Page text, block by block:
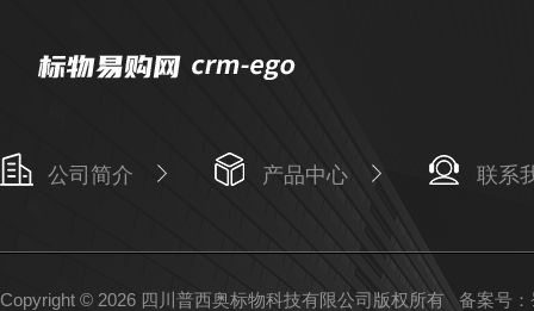
公司简介 产品中心 联系
Copyright © 2026 四川普西奥标物科技有限公司版权所有 备案号：